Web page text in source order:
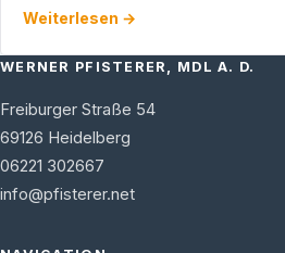
besichtigen.
Weiterlesen →
WERNER PFISTERER, MDL A. D.
Freiburger Straße 54
69126 Heidelberg
06221 302667
info@pfisterer.net